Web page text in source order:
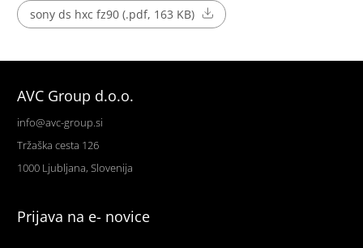
sony ds hxc fz90 (.pdf, 163 KB)
AVC Group d.o.o.
info@avc-group.si
Tržaška cesta 126
1000 Ljubljana, Slovenija
Prijava na e- novice